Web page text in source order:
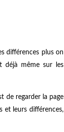
différences plus on
déjà même sur les
de regarder la page
et leurs différences,